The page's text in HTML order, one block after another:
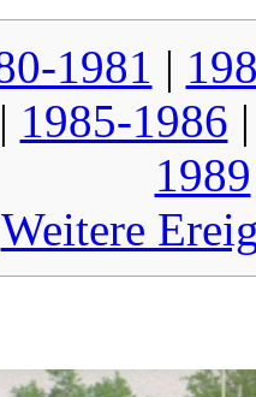
1981 |
| 1985-1986
1989
Weitere